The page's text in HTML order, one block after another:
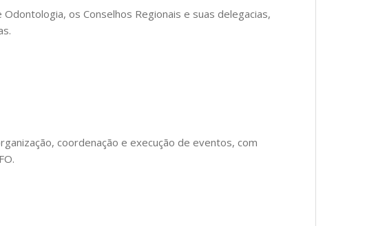
os Conselhos Regionais e suas delegacias,
coordenação e execução de eventos, com